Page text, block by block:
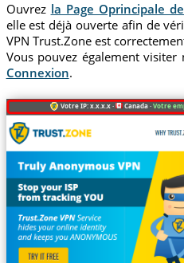
Ouvrez la Page Oprincipale
elle est déjà ouverte afin de
VPN Trust.Zone est
Vous pouvez également visiter
Connexion.
Votre IP: x.x.x.x · Canada ·Votre